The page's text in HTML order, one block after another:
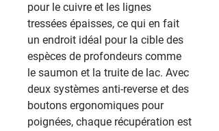
pour le cuivre et les lignes
tressées épaisses, ce qui en fait
un endroit idéal pour la cible des
espèces de profondeurs comme
le saumon et la truite de lac. Avec
deux systèmes anti-reverse et des
boutons ergonomiques pour
poignées, chaque récupération est